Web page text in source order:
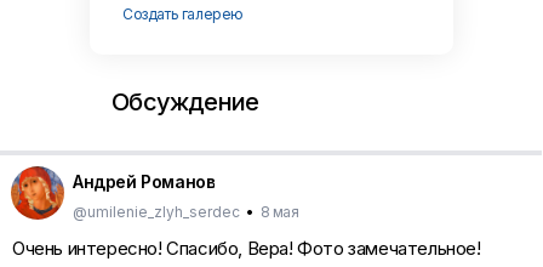
Создать галерею
Обсуждение
Андрей Романов
@umilenie_zlyh_serdec • 8 мая
Очень интересно! Спасибо, Вера! Фото замечательное!